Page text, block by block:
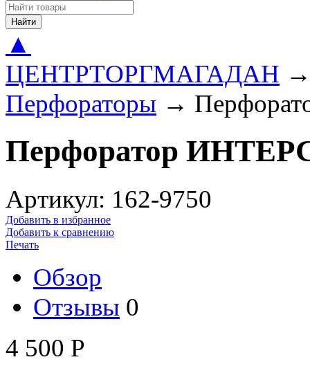
Найти
▲
ЦЕНТРТОРГМАГАДАН
Перфораторы →
Перфоратор
Артикул: 162-9750
Добавить в избранное
Добавить к сравнению
Печать
Обзор
Отзывы 0
4 500 Р